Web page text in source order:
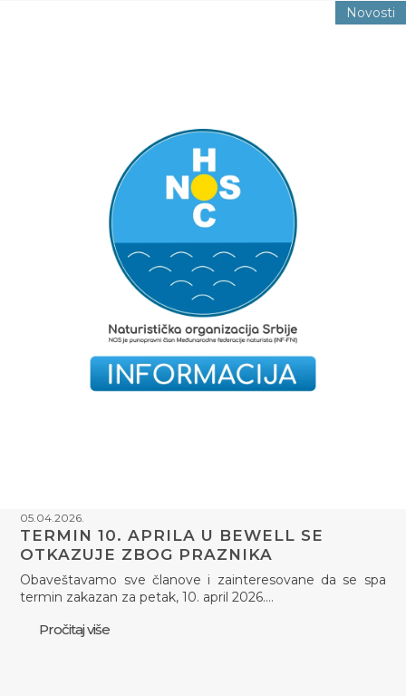
Novosti
05.04.2026.
TERMIN 10. APRILA U BEWELL SE
OTKAZUJE ZBOG PRAZNIKA
Obaveštavamo sve članove i zainteresovane da se spa
termin zakazan za petak, 10. april 2026.…
Pročitaj više